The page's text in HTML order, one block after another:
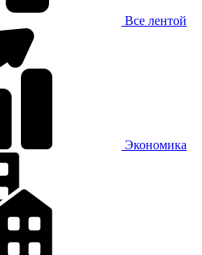
Все лентой
Экономика